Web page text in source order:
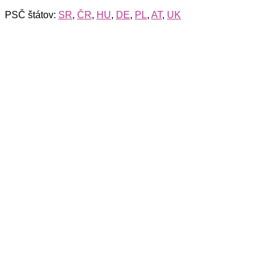
PSČ štátov: SR, ČR, HU, DE, PL, AT, UK